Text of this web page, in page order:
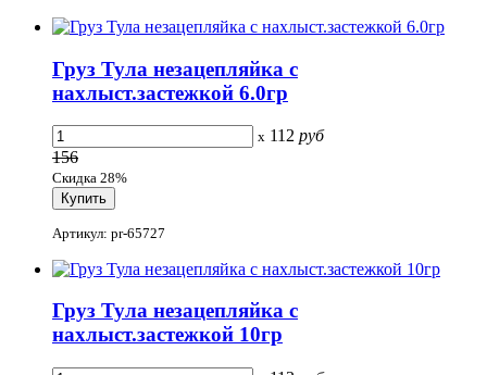
Груз Тула незацепляйка с
нахлыст.застежкой 6.0гр
x 112 руб
156
Скидка 28%
Артикул: pr-65727
Груз Тула незацепляйка с
нахлыст.застежкой 10гр